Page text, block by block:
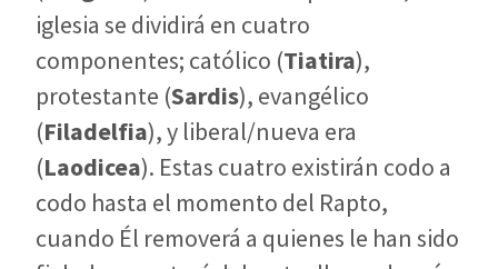
iglesia se dividirá en cuatro
componentes; católico (Tiatira),
protestante (Sardis), evangélico
(Filadelfia), y liberal/nueva era
(Laodicea). Estas cuatro existirán codo a
codo hasta el momento del Rapto,
cuando Él removerá a quienes le han sido